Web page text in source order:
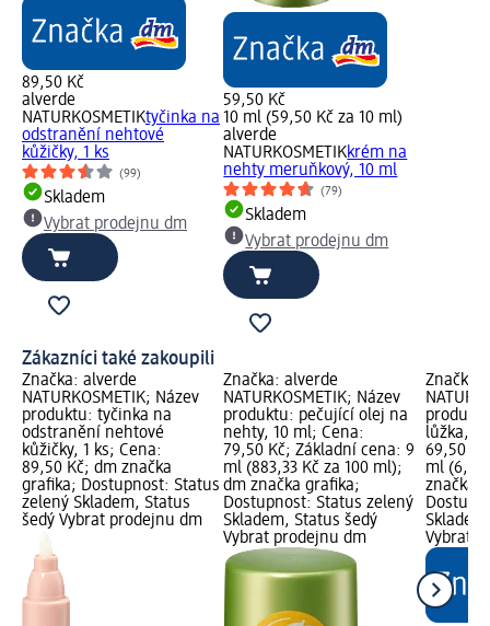
89,50 Kč
alverde
NATURKOSMETIKtyčinka na
odstranění nehtové
kůžičky, 1 ks
(99)
Skladem
Vybrat prodejnu dm
59,50 Kč
10 ml (59,50 Kč za 10 ml)
alverde
NATURKOSMETIKkrém na
nehty meruňkový, 10 ml
(79)
Skladem
Vybrat prodejnu dm
Zákazníci také zakoupili
Značka: alverde
NATURKOSMETIK; Název
produktu: tyčinka na
odstranění nehtové
kůžičky, 1 ks; Cena:
89,50 Kč; dm značka
grafika; Dostupnost: Status
zelený Skladem, Status
šedý Vybrat prodejnu dm
Značka: alverde
NATURKOSMETIK; Název
produktu: pečující olej na
nehty, 10 ml; Cena:
79,50 Kč; Základní cena: 9
ml (883,33 Kč za 100 ml);
dm značka grafika;
Dostupnost: Status zelený
Skladem, Status šedý
Vybrat prodejnu dm
Značka:
lůžka,
69,50
ml (6,95
značka
Vybrat